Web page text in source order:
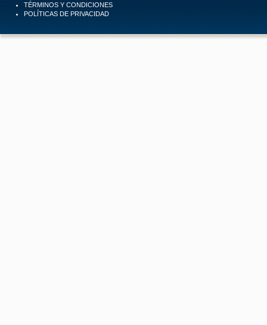
TÉRMINOS Y CONDICIONES
POLÍTICAS DE PRIVACIDAD